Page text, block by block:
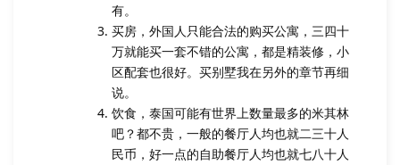
有。
买房，外国人只能合法的购买公寓，三四十
万就能买一套不错的公寓，都是精装修，小
区配套也很好。买别墅我在另外的章节再细
说。
饮食，泰国可能有世界上数量最多的米其林
吧？都不贵，一般的餐厅人均也就二三十人
民币，好一点的自助餐厅人均也就七八十人